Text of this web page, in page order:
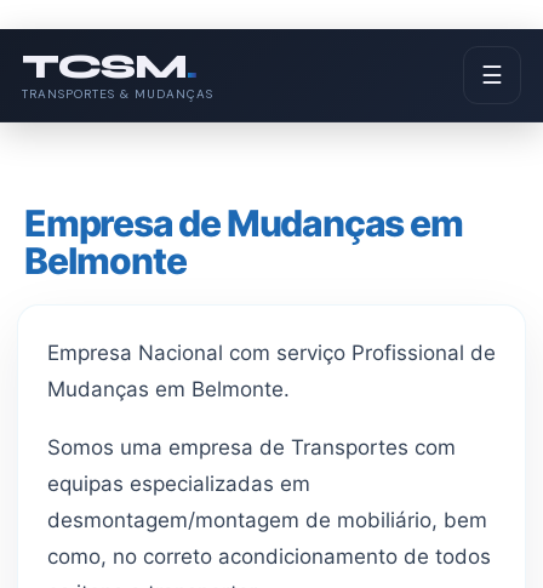
TCSM.
TRANSPORTES & MUDANÇAS
☰
Empresa de Mudanças em
Belmonte
Empresa Nacional com serviço Profissional de
Mudanças em Belmonte.
Somos uma empresa de Transportes com
equipas especializadas em
desmontagem/montagem de mobiliário, bem
como, no correto acondicionamento de todos